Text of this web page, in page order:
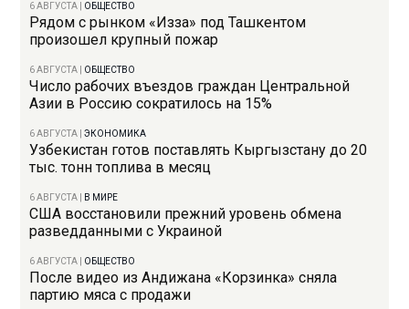
6 АВГУСТА ОБЩЕСТВО
Рядом с рынком «Изза» под Ташкентом
произошел крупный пожар
6 АВГУСТА ОБЩЕСТВО
Число рабочих въездов граждан Центральной
Азии в Россию сократилось на 15%
6 АВГУСТА |ЭКОНОМИКА
Узбекистан готов поставлять Кыргызстану до 20
тыс. тонн топлива в месяц
6 АВГУСТА В МИРЕ
США восстановили прежний уровень обмена
разведданными с Украиной
6 АВГУСТА ОБЩЕСТВО
После видео из Андижана «Корзинка» сняла
партию мяса с продажи